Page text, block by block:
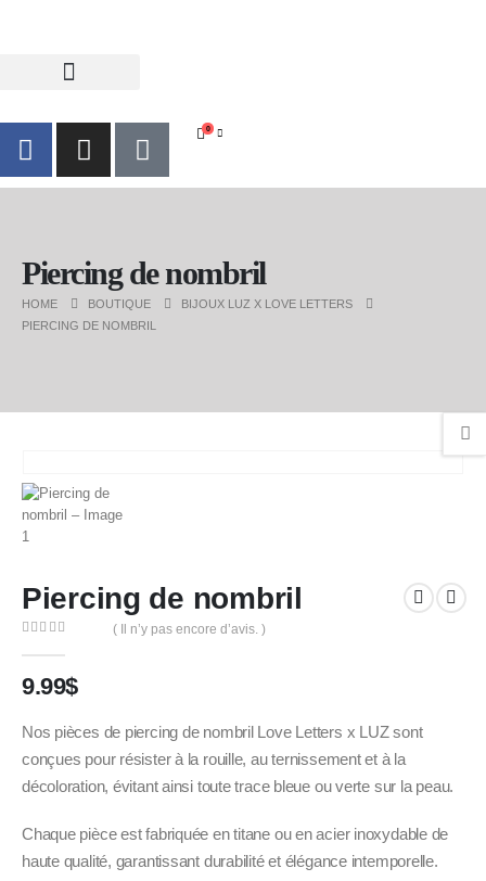
0
Piercing de nombril
HOME BOUTIQUE
BIJOUX LUZ X LOVE LETTERS
PIERCING DE NOMBRIL
Piercing de nombril
( Il n’y pas encore d’avis. )
9.99$
Nos pièces de piercing de nombril Love Letters x LUZ sont
conçues pour résister à la rouille, au ternissement et à la
décoloration, évitant ainsi toute trace bleue ou verte sur la peau.
Chaque pièce est fabriquée en titane ou en acier inoxydable de
haute qualité, garantissant durabilité et élégance intemporelle.